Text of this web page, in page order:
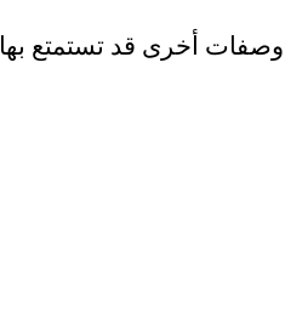
وصفات أخرى قد تستمتع بها